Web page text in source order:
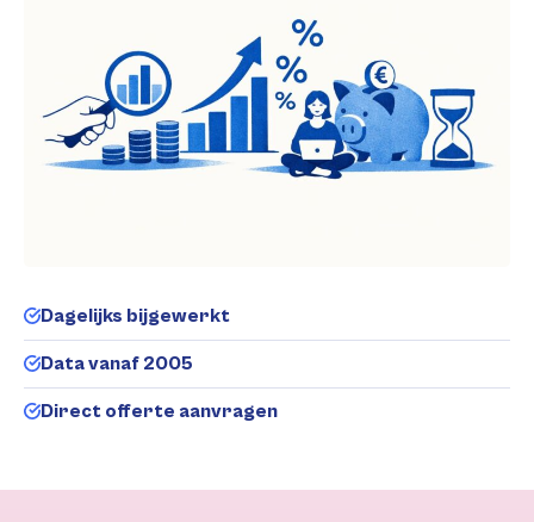
Dagelijks bijgewerkt
Data vanaf 2005
Direct offerte aanvragen